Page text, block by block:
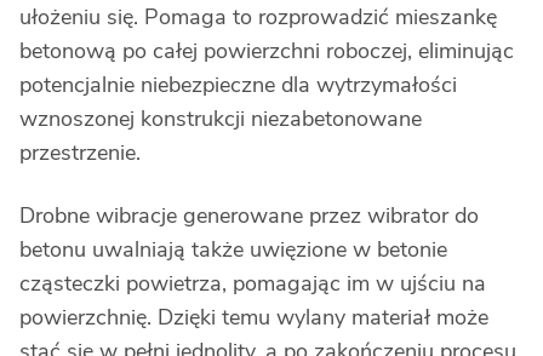
ułożeniu się. Pomaga to rozprowadzić mieszankę
betonową po całej powierzchni roboczej, eliminując
potencjalnie niebezpieczne dla wytrzymałości
wznoszonej konstrukcji niezabetonowane
przestrzenie.
Drobne wibracje generowane przez wibrator do
betonu uwalniają także uwięzione w betonie
cząsteczki powietrza, pomagając im w ujściu na
powierzchnię. Dzięki temu wylany materiał może